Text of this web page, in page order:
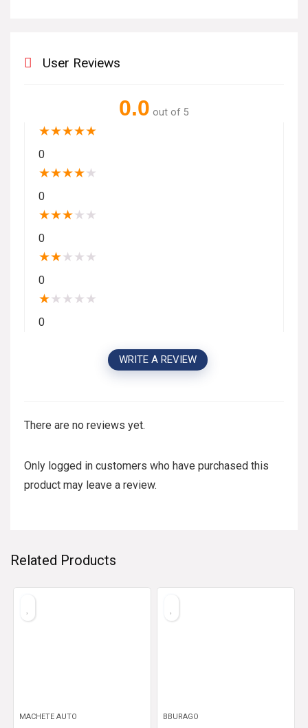
User Reviews
0.0 out of 5
★★★★★
0
★★★★★
0
★★★★ ★
0
★★★ ★ ★
0
★★ ★ ★ ★
0
WRITE A REVIEW
There are no reviews yet.
Only logged in customers who have purchased this
product may leave a review.
Related Products
MACHETE AUTO BBURAGO